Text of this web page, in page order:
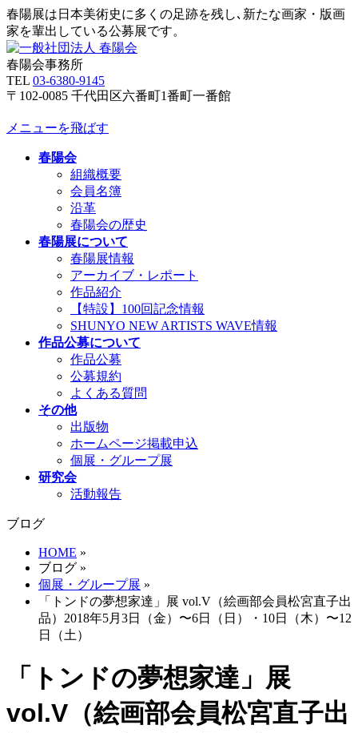
春陽展は日本美術史に多くの足跡を残し､新たな画家・版画
家を輩出している公募展です。
春陽会事務所
TEL 03-6380-9145
〒102-0085 千代田区六番町1番町一番館
メニューを飛ばす
春陽会
組織概要
会員名簿
沿革
春陽会の歴史
春陽展について
春陽展情報
アーカイブ・レポート
作品紹介
【特設】100回記念情報
SHUNYO NEW ARTISTS WAVE情報
作品公募について
作品公募
公募規約
よくある質問
その他
出版物
ホームページ掲載申込
個展・グループ展
研究会
活動報告
ブログ
HOME »
ブログ »
個展・グループ展 »
「トンドの夢想家達」展 vol.V（絵画部会員松宮直子出
品）2018年5月3日（金）〜6日（日）・10日（木）〜12
日（土）
「トンドの夢想家達」展
vol.V（絵画部会員松宮直子出